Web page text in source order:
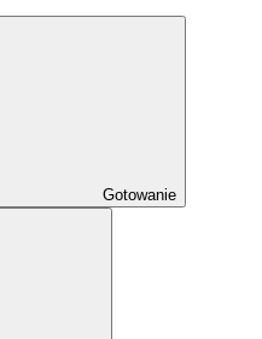
Gotowanie